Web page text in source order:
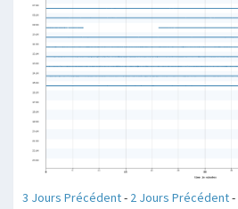
3 Jours Précédent- 2 Jours Précédent-